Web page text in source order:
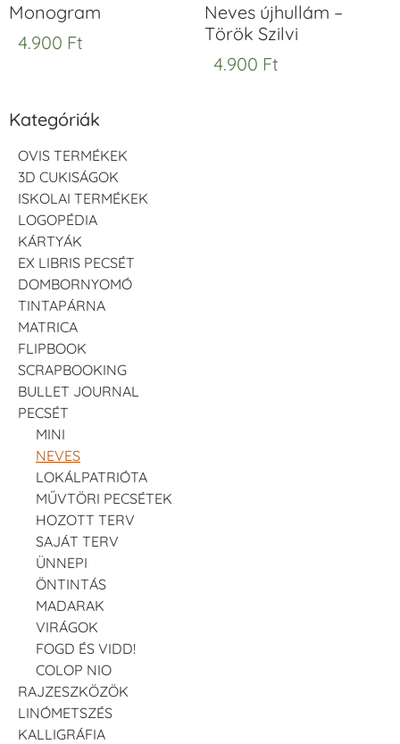
Monogram
4.900 Ft
Neves újhullám –
Török Szilvi
4.900 Ft
Kategóriák
OVIS TERMÉKEK
3D CUKISÁGOK
ISKOLAI TERMÉKEK
LOGOPÉDIA
KÁRTYÁK
EX LIBRIS PECSÉT
DOMBORNYOMÓ
TINTAPÁRNA
MATRICA
FLIPBOOK
SCRAPBOOKING
BULLET JOURNAL
PECSÉT
MINI
NEVES
LOKÁLPATRIÓTA
MŰVTÖRI PECSÉTEK
HOZOTT TERV
SAJÁT TERV
ÜNNEPI
ÖNTINTÁS
MADARAK
VIRÁGOK
FOGD ÉS VIDD!
COLOP NIO
RAJZESZKÖZÖK
LINÓMETSZÉS
KALLIGRÁFIA